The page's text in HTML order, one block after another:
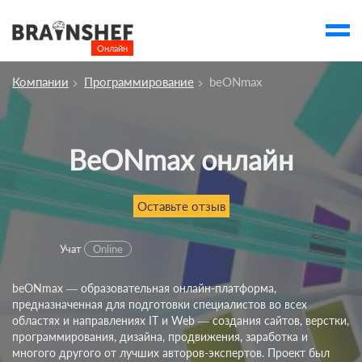
Онлайн
account_balance
О компании
Курсы
Профессии
Контакты
Вузы
Компании Программирование beONmax
beONmax онлайн
Оставьте отзыв
Учат Online
beONmax — образовательная онлайн-платформа,
предназначенная для подготовки специалистов во всех
областях и направлениях IT и Web — создания сайтов, верстки,
программирования, дизайна, продвижения, заработка и
многого другого от лучших авторов-экспертов. Проект был